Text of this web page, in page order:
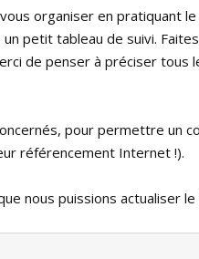
organiser en pratiquant le
petit tableau de suivi.
de penser à préciser tous
pour permettre un
référencement Internet !).
nous puissions actualiser le